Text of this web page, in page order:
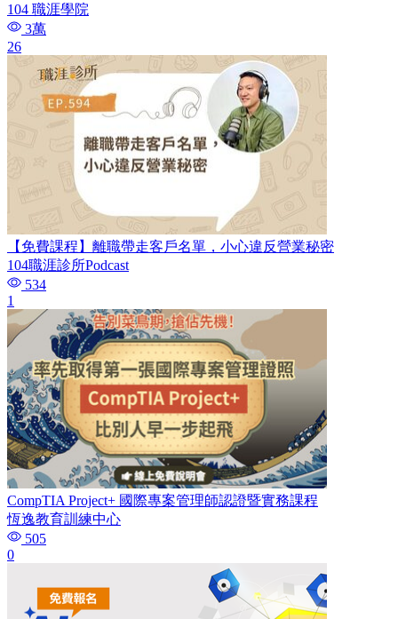
104 職涯學院
3萬
26
【免費課程】離職帶走客戶名單，小心違反營業秘密
104職涯診所Podcast
534
1
CompTIA Project+ 國際專案管理師認證暨實務課程
恆逸教育訓練中心
505
0